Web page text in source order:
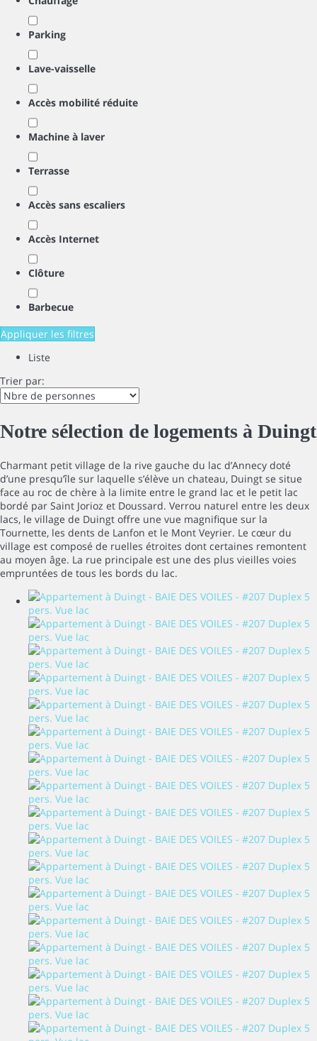
Parking
Lave-vaisselle
Accès mobilité réduite
Machine à laver
Terrasse
Accès sans escaliers
Accès Internet
Clôture
Barbecue
Appliquer les filtres
Liste
Trier par:
Notre sélection de logements à Duingt
Charmant petit village de la rive gauche du lac d’Annecy doté
d’une presqu’île sur laquelle s’élève un chateau, Duingt se situe
face au roc de chère à la limite entre le grand lac et le petit lac
bordé par Saint Jorioz et Doussard. Verrou naturel entre les deux
lacs, le village de Duingt offre une vue magnifique sur la
Tournette, les dents de Lanfon et le Mont Veyrier. Le cœur du
village est composé de ruelles étroites dont certaines remontent
au moyen âge. La rue principale est une des plus vieilles voies
empruntées de tous les bords du lac.